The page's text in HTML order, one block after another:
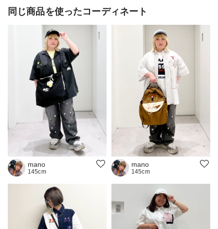
同じ商品を使ったコーディネート
mano
145cm
mano
145cm